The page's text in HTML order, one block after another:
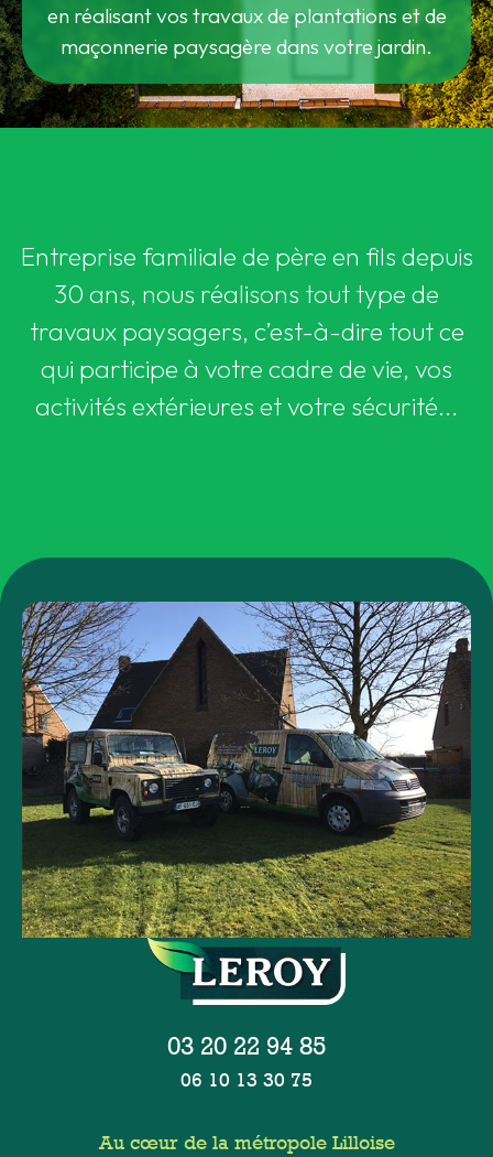
en réalisant vos travaux de plantations et de
maçonnerie paysagère dans votre jardin.
Entreprise familiale de père en fils depuis
30 ans, nous réalisons tout type de
travaux paysagers, c’est-à-dire tout ce
qui participe à votre cadre de vie, vos
activités extérieures et votre sécurité...
03 20 22 94 85
06 10 13 30 75
Au cœur de la métropole Lilloise